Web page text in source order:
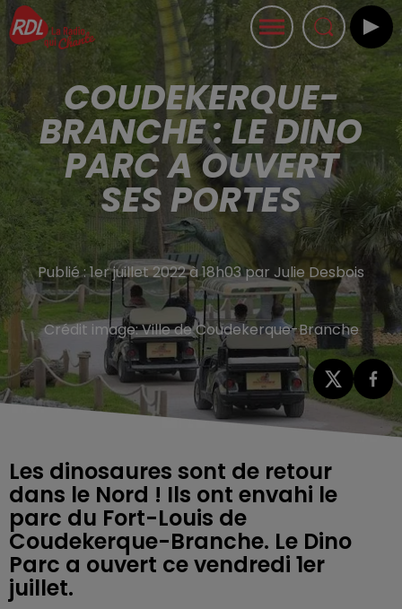
COUDEKERQUE-
BRANCHE : LE DINO
PARC A OUVERT
SES PORTES
Publié : 1er juillet 2022 à 18h03 par Julie Desbois
Crédit image:Ville de Coudekerque-Branche
Les dinosaures sont de retour
dans le Nord ! Ils ont envahi le
parc du Fort-Louis de
Coudekerque-Branche. Le Dino
Parc a ouvert ce vendredi 1er
juillet.